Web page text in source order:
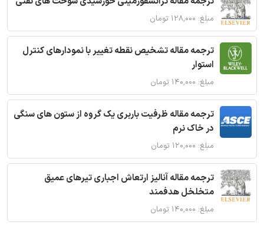
مبلغ: ۱۲۸,۰۰۰ تومان
ترجمه مقاله تشخیص نقطه تغییر با نمودارهای کنترل
استوار
مبلغ: ۱۴۰,۰۰۰ تومان
ترجمه مقاله ظرفیت باربری یک گروه از ستون های سنگی
در خاک نرم
مبلغ: ۱۲۰,۰۰۰ تومان
ترجمه مقاله آنالیز ارتعاش اجباری تیرهای عمیق
متخلخل هدفمند
مبلغ: ۱۴۰,۰۰۰ تومان